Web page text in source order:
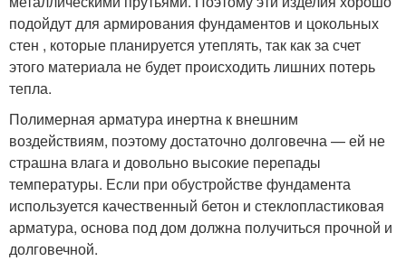
подойдут для армирования фундаментов и цокольных
стен , которые планируется утеплять, так как за счет
этого материала не будет происходить лишних потерь
тепла.
Полимерная арматура инертна к внешним
воздействиям, поэтому достаточно долговечна — ей не
страшна влага и довольно высокие перепады
температуры. Если при обустройстве фундамента
используется качественный бетон и стеклопластиковая
арматура, основа под дом должна получиться прочной и
долговечной.